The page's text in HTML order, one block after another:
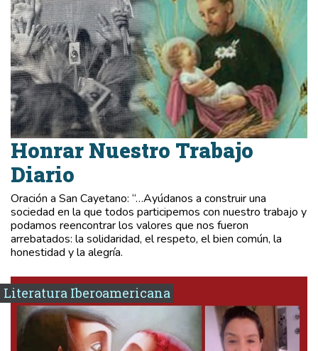
Honrar Nuestro Trabajo
Diario
Oración a San Cayetano: “…Ayúdanos a construir una
sociedad en la que todos participemos con nuestro trabajo y
podamos reencontrar los valores que nos fueron
arrebatados: la solidaridad, el respeto, el bien común, la
honestidad y la alegría.
Literatura Iberoamericana